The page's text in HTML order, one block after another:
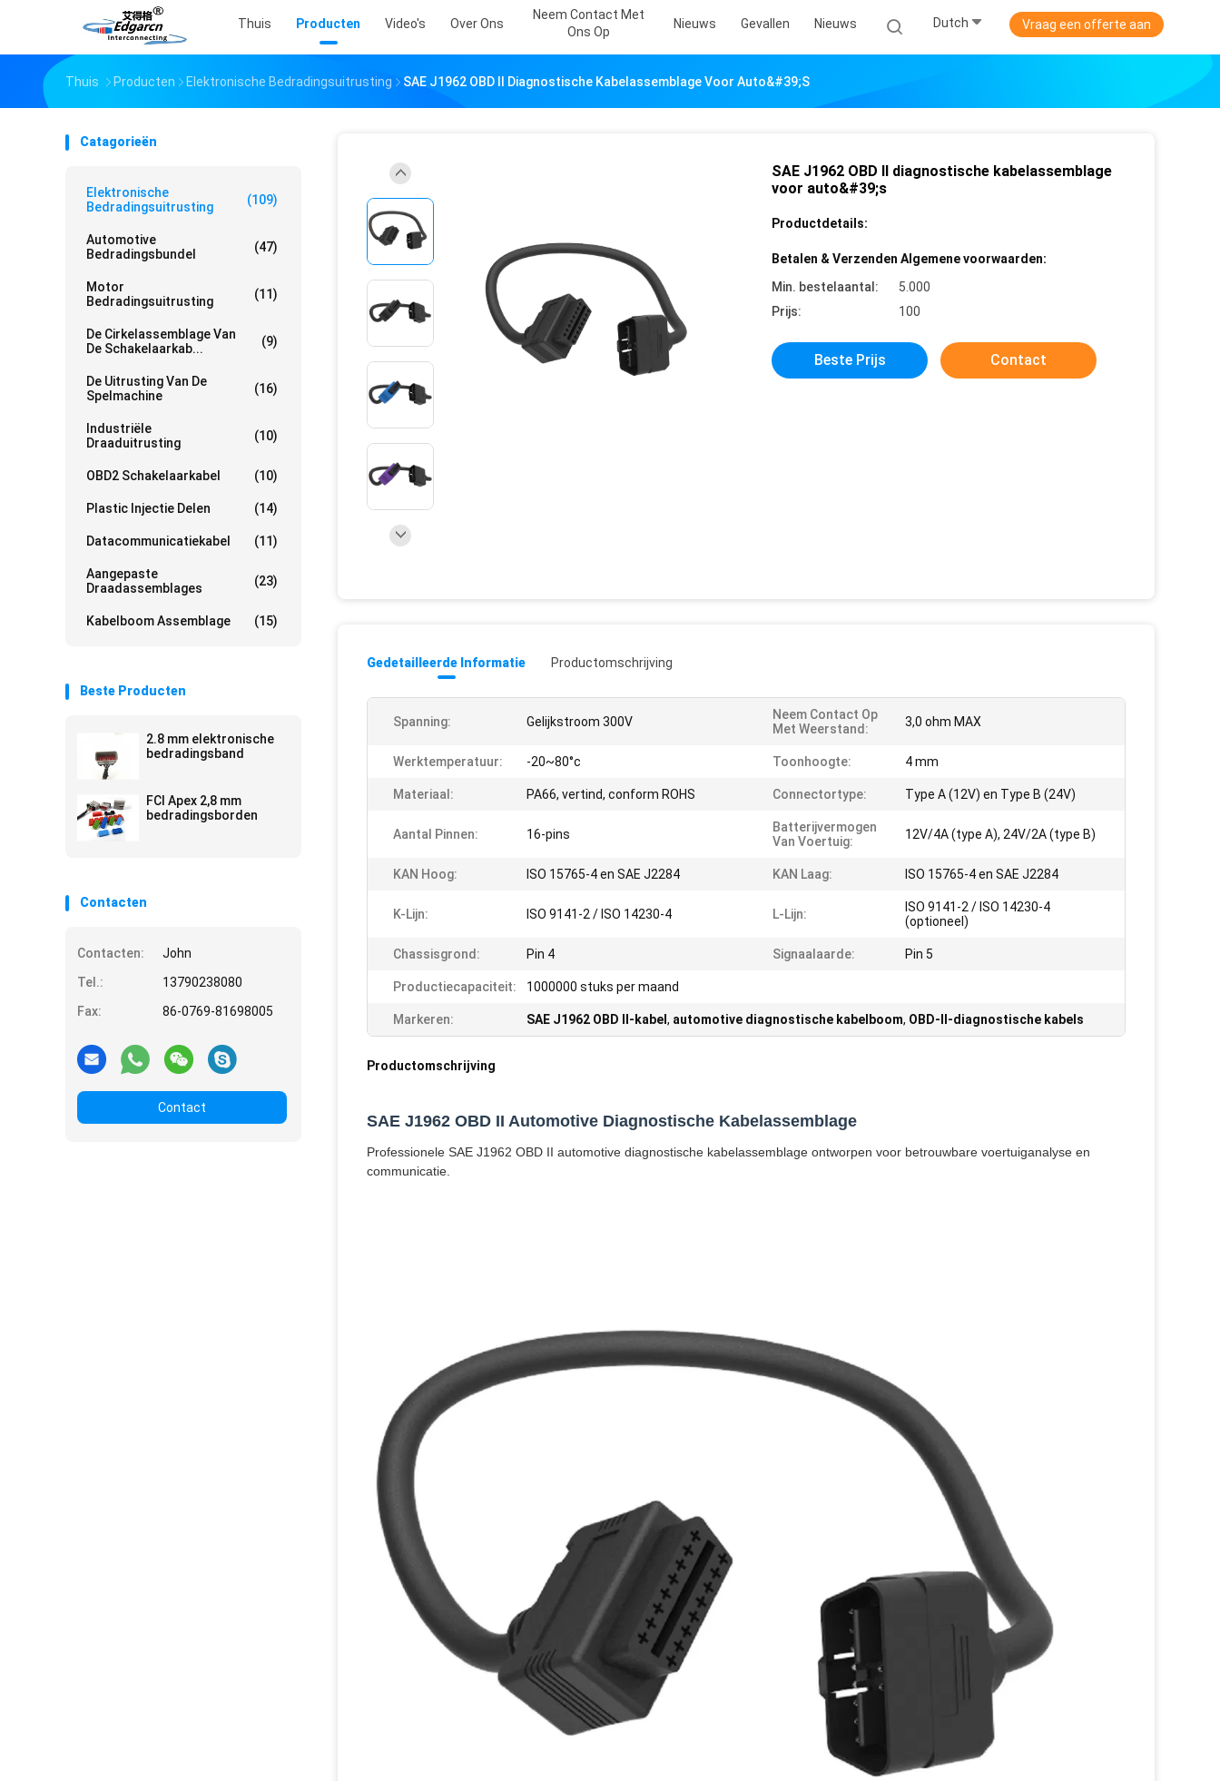
Thuis Producten Video's Over Ons
Neem Contact Met
Ons Op
Nieuws Gevallen Nieuws Dutch Vraag een offerte aan
Thuis Producten Elektronische Bedradingsuitrusting SAE J1962 OBD II Diagnostische Kabelassemblage Voor Auto&#39;s
Catagorieën
Elektronische
Bedradingsuitrusting
(109)
Automotive
Bedradingsbundel
(47)
Motor
Bedradingsuitrusting
(11)
De Cirkelassemblage Van
De Schakelaarkab...
(9)
De Uitrusting Van De
Spelmachine
(16)
Industriële
Draaduitrusting
(10)
OBD2 Schakelaarkabel (10)
Plastic Injectie Delen (14)
Datacommunicatiekabel (11)
Aangepaste
Draadassemblages
(23)
Kabelboom Assemblage (15)
Beste Producten
2.8 mm elektronische
bedradingsband
FCI Apex 2,8 mm
bedradingsborden
Contacten
Contacten:
John
Tel.:
13790238080
Fax:
86-0769-81698005
Contact
SAE J1962 OBD II diagnostische kabelassemblage
voor auto&#39;s
Productdetails:
Betalen & Verzenden Algemene voorwaarden:
Min. bestelaantal:
5.000
Prijs:
100
Beste Prijs Contact
Gedetailleerde Informatie Productomschrijving
Spanning: Gelijkstroom 300V
Neem Contact Op
Met Weerstand:
3,0 ohm MAX
Werktemperatuur: -20~80°c Toonhoogte: 4 mm
Materiaal: PA66, vertind, conform ROHS Connectortype: Type A (12V) en Type B (24V)
Aantal Pinnen: 16-pins
Batterijvermogen
Van Voertuig:
12V/4A (type A), 24V/2A (type B)
KAN Hoog: ISO 15765-4 en SAE J2284 KAN Laag: ISO 15765-4 en SAE J2284
K-Lijn: ISO 9141-2 / ISO 14230-4 L-Lijn:
ISO 9141-2 / ISO 14230-4
(optioneel)
Chassisgrond: Pin 4 Signaalaarde: Pin 5
Productiecapaciteit: 1000000 stuks per maand
Markeren: SAE J1962 OBD II-kabel , automotive diagnostische kabelboom, OBD-II-diagnostische kabels
Productomschrijving
SAE J1962 OBD II Automotive Diagnostische Kabelassemblage
Professionele SAE J1962 OBD II automotive diagnostische kabelassemblage ontworpen voor betrouwbare voertuiganalyse en
communicatie.